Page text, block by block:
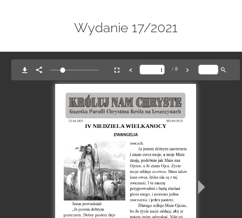
Wydanie 17/2021